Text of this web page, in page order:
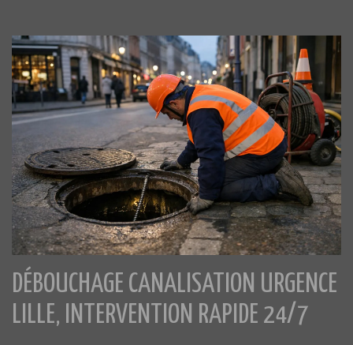
DÉBOUCHAGE CANALISATION URGENCE
LILLE, INTERVENTION RAPIDE 24/7